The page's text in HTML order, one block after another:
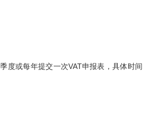
或每年提交一次VAT申报表，具体时间